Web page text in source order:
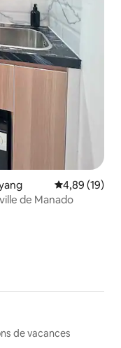
Note
4,89 (19)
de Manado
de vacances